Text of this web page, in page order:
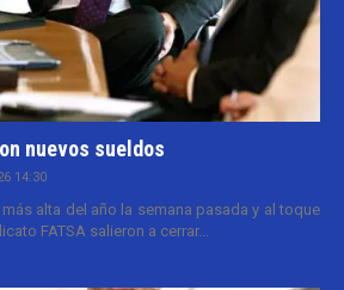
nuevos sueldos
14:30
alta del año la semana pasada y al toque
FATSA salieron a cerrar...